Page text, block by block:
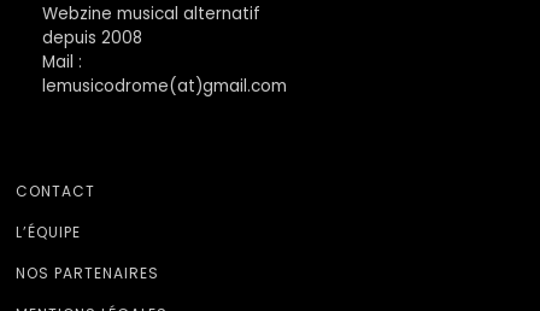
Webzine musical alternatif
depuis 2008
Mail :
lemusicodrome(at)gmail.com
CONTACT
L’ÉQUIPE
NOS PARTENAIRES